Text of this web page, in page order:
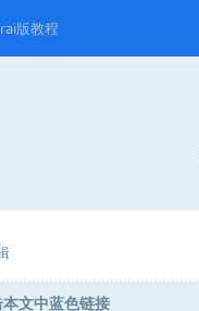
版教程
文中蓝色链接